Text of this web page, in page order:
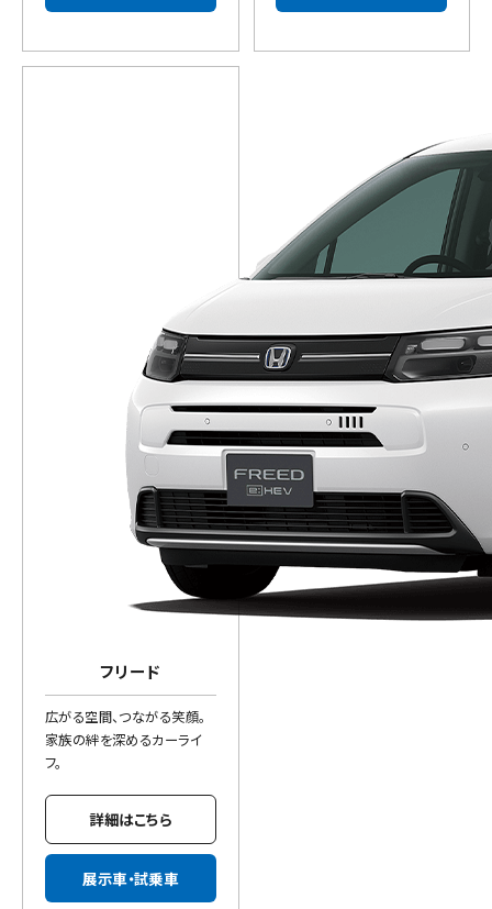
フリード
広がる空間、つながる笑顔。
家族の絆を深めるカーライ
フ。
詳細はこちら
展示車・試乗車